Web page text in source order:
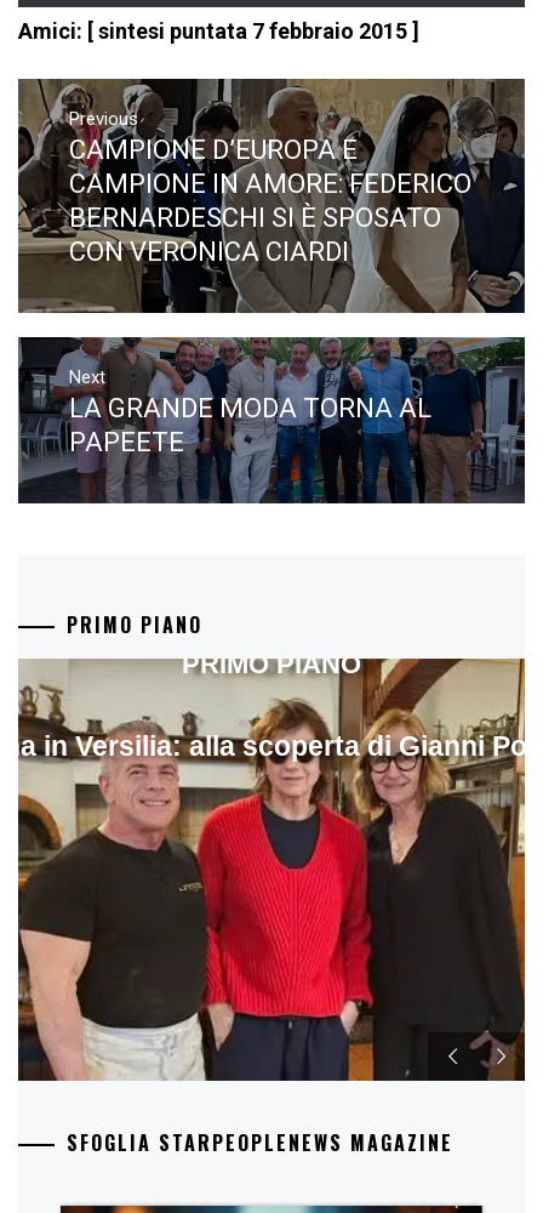
Amici: [ sintesi puntata 7 febbraio 2015 ]
Navigazione
articoli
Previous
Previous
post:
CAMPIONE D’EUROPA E
CAMPIONE IN AMORE: FEDERICO
BERNARDESCHI SI È SPOSATO
CON VERONICA CIARDI
Next
Next
post:
LA GRANDE MODA TORNA AL
PAPEETE
PRIMO PIANO
in Versilia: alla scoperta di Gianni
PRIMO PIANO
SFOGLIA STARPEOPLENEWS MAGAZINE